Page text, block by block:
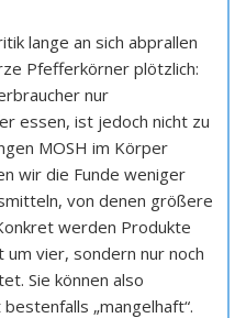
lange an sich abprallen
Pfefferkörner plötzlich:
nur
essen, ist jedoch nicht zu
MOSH im Körper
wir die Funde weniger
von denen größere
werden Produkte
vier, sondern nur noch
Sie können also
„mangelhaft“.